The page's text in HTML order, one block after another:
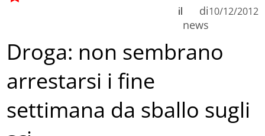
di
news
il 10/12/2012
Droga: non sembrano
arrestarsi i fine
settimana da sballo sugli